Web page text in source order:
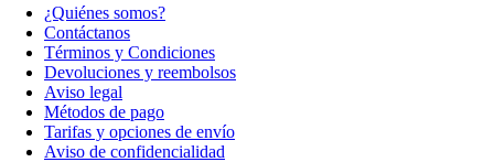
¿Quiénes somos?
Contáctanos
Términos y Condiciones
Devoluciones y reembolsos
Aviso legal
Métodos de pago
Tarifas y opciones de envío
Aviso de confidencialidad